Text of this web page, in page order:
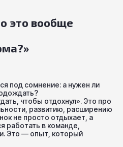
это вообще
под сомнение: а нужен ли
чтобы отдохнул». Это про
развитию, расширению
не просто отдыхает, а
работать в команде,
Это — опыт, который